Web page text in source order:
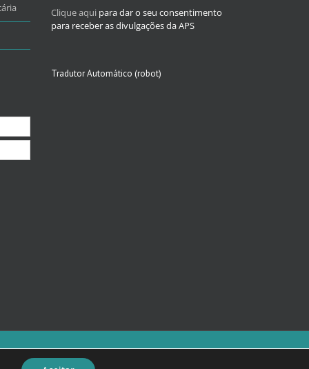
Clique aqui para dar o seu consentimento
para receber as divulgações da APS
Tradutor Automático (robot)